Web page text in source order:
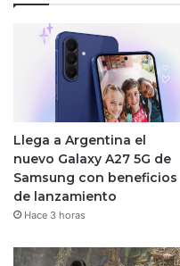
Llega a Argentina el
nuevo Galaxy A27 5G de
Samsung con beneficios
de lanzamiento
Hace 3 horas